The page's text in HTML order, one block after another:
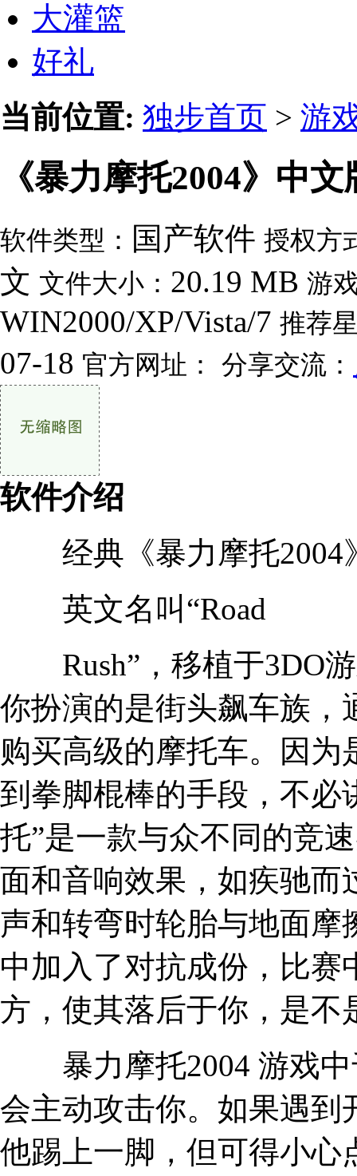
大灌篮
好礼
当前位置: 独步首页 > 游
《暴力摩托2004》中文
软件类型： 国产软件 授权方
文 文件大小： 20.19 MB 游
WIN2000/XP/Vista/7 推荐
07-18 官方网址： 分享交流：
软件介绍
经典《暴力摩托2004
英文名叫“Road
Rush”，移植于3DO游
你扮演的是街头飙车族，
购买高级的摩托车。因
到拳脚棍棒的手段，不必
托”是一款与众不同的竞
面和音响效果，如疾驰而
声和转弯时轮胎与地面摩
中加入了对抗成份，比
方，使其落后于你，是不
暴力摩托2004 游戏中
会主动攻击你。如果遇到
他踢上一脚，但可得小心